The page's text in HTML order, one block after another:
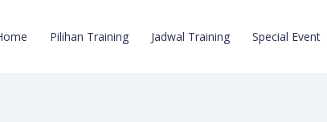
Pilihan Training Jadwal Training Special Event